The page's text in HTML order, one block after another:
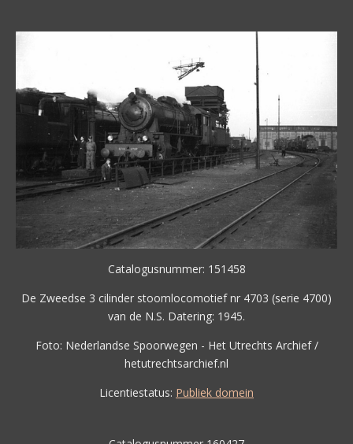
Catalogusnummer: 151458
De Zweedse 3 cilinder stoomlocomotief nr 4703 (serie 4700)
van de N.S. Datering: 1945.
Foto: Nederlandse Spoorwegen - Het Utrechts Archief /
hetutrechtsarchief.nl
Licentiestatus: Publiek domein